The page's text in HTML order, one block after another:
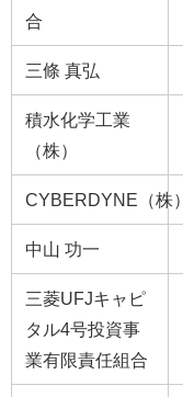
合
三條 真弘
積水化学工業
（株）
CYBERDYNE（株）
中山 功一
三菱UFJキャピ
タル4号投資事
業有限責任組合